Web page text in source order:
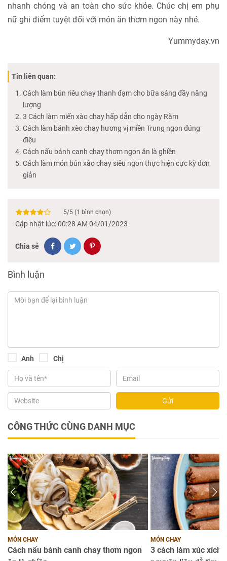
nhanh chóng và an toàn cho sức khỏe. Chúc chị em phụ
nữ ghi điểm tuyệt đối với món ăn thơm ngon này nhé.
Yummyday.vn
Tin liên quan:
Cách làm bún riêu chay thanh đạm cho bữa sáng đầy năng
lượng
3 Cách làm miến xào chay hấp dẫn cho ngày Rằm
Cách làm bánh xèo chay hương vị miền Trung ngon đúng
điệu
Cách nấu bánh canh chay thơm ngon ăn là ghiền
Cách làm món bún xào chay siêu ngon thực hiện cực kỳ đơn
giản
5/5 (1 bình chọn)
Cập nhật lúc: 00:28 AM 04/01/2023
Chia sẻ
Bình luận
Anh Chị
Gửi
CÔNG THỨC CÙNG DANH MỤC
MÓN CHAY
Cách nấu bánh canh chay thơm ngon
MÓN CHAY
3 cách làm xúc xích